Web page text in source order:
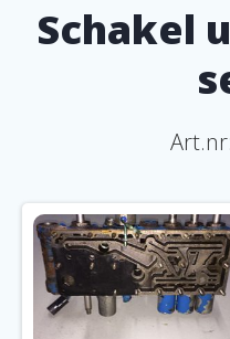
Schakel